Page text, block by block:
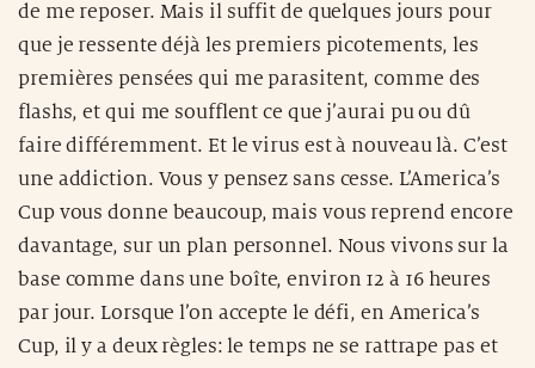
de me reposer. Mais il suffit de quelques jours pour
que je ressente déjà les premiers picotements, les
premières pensées qui me parasitent, comme des
flashs, et qui me soufflent ce que j’aurai pu ou dû
faire différemment. Et le virus est à nouveau là. C’est
une addiction. Vous y pensez sans cesse. L’America’s
Cup vous donne beaucoup, mais vous reprend encore
davantage, sur un plan personnel. Nous vivons sur la
base comme dans une boîte, environ 12 à 16 heures
par jour. Lorsque l’on accepte le défi, en America’s
Cup, il y a deux règles: le temps ne se rattrape pas et